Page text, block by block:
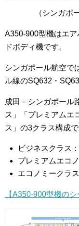
（シンガポ
A350-900型機はエ
ドボディ機です。
シンガポール航空で
ル線のSQ632・
成田－シンガポール
ス」「プレミアムエ
ス」の3クラス構成
ビジネスクラス
プレミアムエコ
エコノミークラ
【A350-900型機の